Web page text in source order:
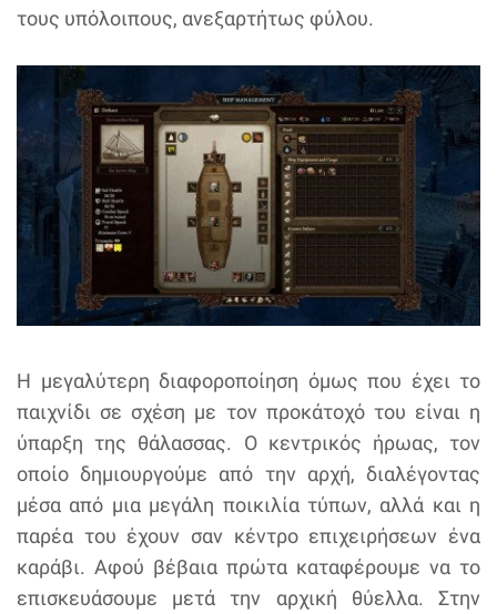
τους υπόλοιπους, ανεξαρτήτως φύλου.
Η μεγαλύτερη διαφοροποίηση όμως που έχει το
παιχνίδι σε σχέση με τον προκάτοχό του είναι η
ύπαρξη της θάλασσας. Ο κεντρικός ήρωας, τον
οποίο δημιουργούμε από την αρχή, διαλέγοντας
μέσα από μια μεγάλη ποικιλία τύπων, αλλά και η
παρέα του έχουν σαν κέντρο επιχειρήσεων ένα
καράβι. Αφού βέβαια πρώτα καταφέρουμε να το
επισκευάσουμε μετά την αρχική θύελλα. Στην